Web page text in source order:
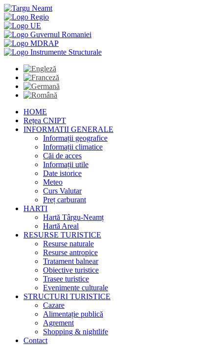
HOME
Rețea CNIPT
INFORMATII GENERALE
Informații geografice
Informații climatice
Căi de acces
Informații utile
Date istorice
Meteo
Curs Valutar
Preț carburant
HARTI
Hartă Târgu-Neamț
Hartă Areal
RESURSE TURISTICE
Resurse naturale
Resurse antropice
Tratament balnear
Obiective turistice
Trasee turistice
Evenimente culturale
STRUCTURI TURISTICE
Cazare
Alimentație publică
Agrement
Shopping & nightlife
Contact